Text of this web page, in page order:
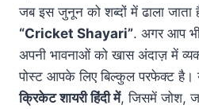
जब इस जुनून को शब्दों में ढाला जाता
“Cricket Shayari”. अगर आप
अपनी भावनाओं को खास अंदाज़ में
पोस्ट आपके लिए बिल्कुल परफेक्ट है।
क्रिकेट शायरी हिंदी में, जिसमें जोश,